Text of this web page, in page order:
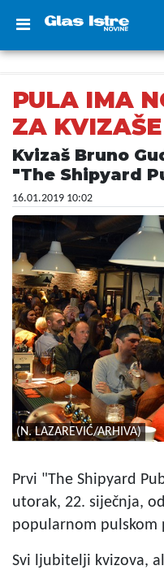
PULA IMA
ZA KVIZAŠE
Kvizaš Bruno
"The Shipyard
16.01.2019 10:02
(N. LAZAREVIĆ/ARHIVA)
Prvi "The Shipyard
utorak, 22. siječnja,
popularnom pulskom
Svi ljubitelji kvizova,